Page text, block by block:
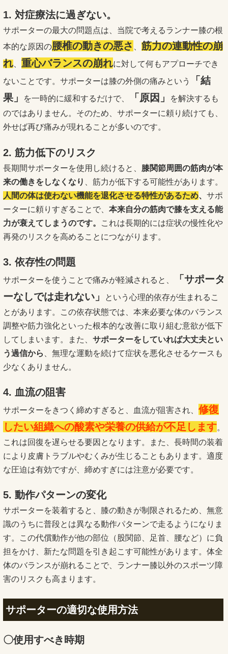
1. 対症療法に過ぎない。
サポーターの最大の問題点は、当院で考えるランナー膝の根
本的な原因の腰椎の動きの悪さ 、 筋力の連動性の崩
れ、 重心バランスの崩れに対して何もアプローチでき
ないことです。サポーターは膝の外側の痛みという
「結
果」
を一時的に緩和するだけで、 「原因」
を解決するも
のではありません。そのため、サポーターに頼り続けても、
外せば再び痛みが現れることが多いのです。
2. 筋力低下のリスク
長期間サポーターを使用し続けると、 膝関節周囲の筋肉が本
来の働きをしなくなり
、筋力が低下する可能性があります。
人間の体は使わない機能を退化させる特性があるため、 サポ
ーターに頼りすぎることで、 本来自分の筋肉で膝を支える能
力が衰えてしまうのです。
これは長期的には症状の慢性化や
再発のリスクを高めることにつながります。
3. 依存性の問題
サポーターを使うことで痛みが軽減されると、
「サポータ
ーなしでは走れない」
という心理的依存が生まれるこ
とがあります。この依存状態では、本来必要な体のバランス
調整や筋力強化といった根本的な改善に取り組む意欲が低下
してしまいます。また、 サポーターをしていれば大丈夫とい
う過信から
、無理な運動を続けて症状を悪化させるケースも
少なくありません。
4. 血流の阻害
サポーターをきつく締めすぎると、血流が阻害され、 修復
したい組織への酸素や栄養の供給が不足します。
これは回復を遅らせる要因となります。また、長時間の装着
により皮膚トラブルやむくみが生じることもあります。適度
な圧迫は有効ですが、締めすぎには注意が必要です。
5. 動作パターンの変化
サポーターを装着すると、膝の動きが制限されるため、無意
識のうちに普段とは異なる動作パターンで走るようになりま
す。この代償動作が他の部位（股関節、足首、腰など）に負
担をかけ、新たな問題を引き起こす可能性があります。体全
体のバランスが崩れることで、ランナー膝以外のスポーツ障
害のリスクも高まります。
サポーターの適切な使用方法
〇使用すべき時期